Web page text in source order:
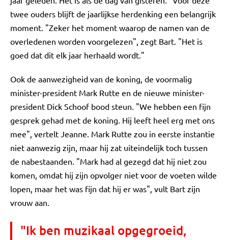
twee ouders blijft de jaarlijkse herdenking een belangrijk
moment. "Zeker het moment waarop de namen van de
overledenen worden voorgelezen", zegt Bart. "Het is
goed dat dit elk jaar herhaald wordt."
Ook de aanwezigheid van de koning, de voormalig
minister-president Mark Rutte en de nieuwe minister-
president Dick Schoof bood steun. "We hebben een fijn
gesprek gehad met de koning. Hij leeft heel erg met ons
mee", vertelt Jeanne. Mark Rutte zou in eerste instantie
niet aanwezig zijn, maar hij zat uiteindelijk toch tussen
de nabestaanden. "Mark had al gezegd dat hij niet zou
komen, omdat hij zijn opvolger niet voor de voeten wilde
lopen, maar het was fijn dat hij er was", vult Bart zijn
vrouw aan.
"Ik ben muzikaal opgegroeid,